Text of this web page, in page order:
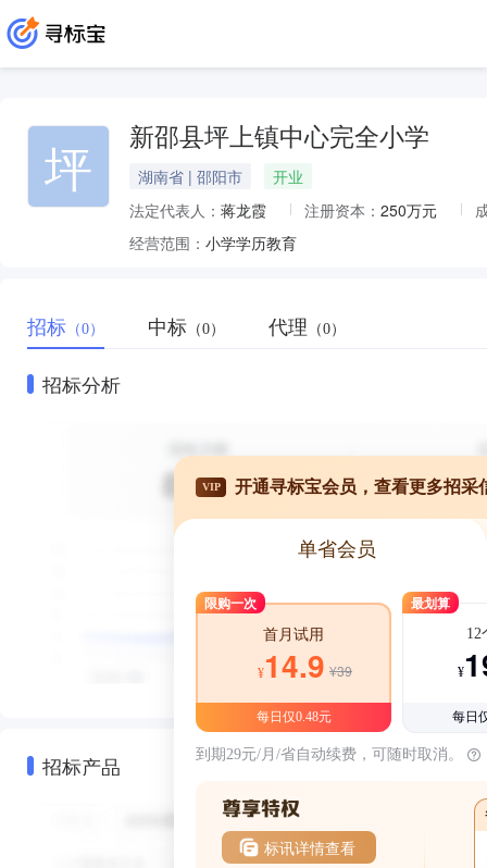
坪 新邵县坪上镇中心完全小学
湖南省 | 邵阳市
开业
法定代表人： 蒋龙霞 注册资本： 250万元
经营范围： 小学学历教育
招标 （0） 中标 （0） 代理 （0）
招标分析
招标产品
VIP 开通寻标宝会员，查看更多招采
单省会员
限购一次
首月试用
¥14.9 ¥39
每日仅0.48元
最划算
12
¥
每日
到期29元/月/省自动续费，可随时取消。
标讯详情查看